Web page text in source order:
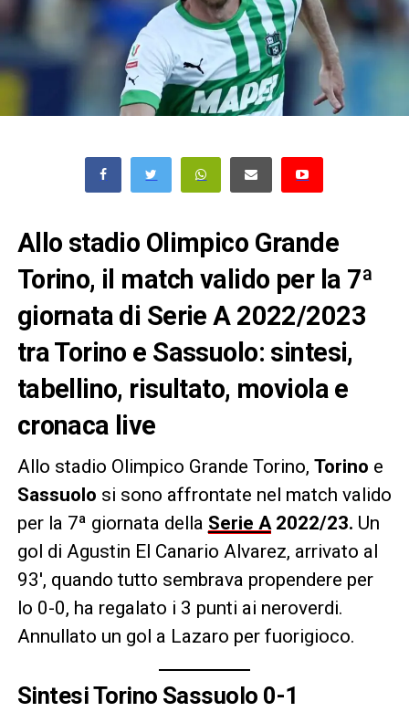
Allo stadio Olimpico Grande
Torino, il match valido per la 7ª
giornata di Serie A 2022/2023
tra Torino e Sassuolo: sintesi,
tabellino, risultato, moviola e
cronaca live
Allo stadio Olimpico Grande Torino, Torino e
Sassuolo si sono affrontate nel match valido
per la 7ª giornata della Serie A2022/23. Un
gol di Agustin El Canario Alvarez, arrivato al
93′, quando tutto sembrava propendere per
lo 0-0, ha regalato i 3 punti ai neroverdi.
Annullato un gol a Lazaro per fuorigioco.
Sintesi Torino Sassuolo 0-1